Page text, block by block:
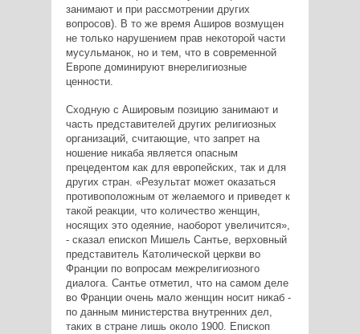
занимают и при рассмотрении других
вопросов). В то же время Аширов возмущен
не только нарушением прав некоторой части
мусульманок, но и тем, что в современной
Европе доминируют внерелигиозные
ценности.
Сходную с Ашировым позицию занимают и
часть представителей других религиозных
организаций, считающие, что запрет на
ношение никаба является опасным
прецедентом как для европейских, так и для
других стран. «Результат может оказаться
противоположным от желаемого и приведет к
такой реакции, что количество женщин,
носящих это одеяние, наоборот увеличится»,
- сказал епископ Мишель Сантье, верховный
представитель Католической церкви во
Франции по вопросам межрелигиозного
диалога. Сантье отметил, что на самом деле
во Франции очень мало женщин носит никаб -
по данным министерства внутренних дел,
таких в стране лишь около 1900. Епископ